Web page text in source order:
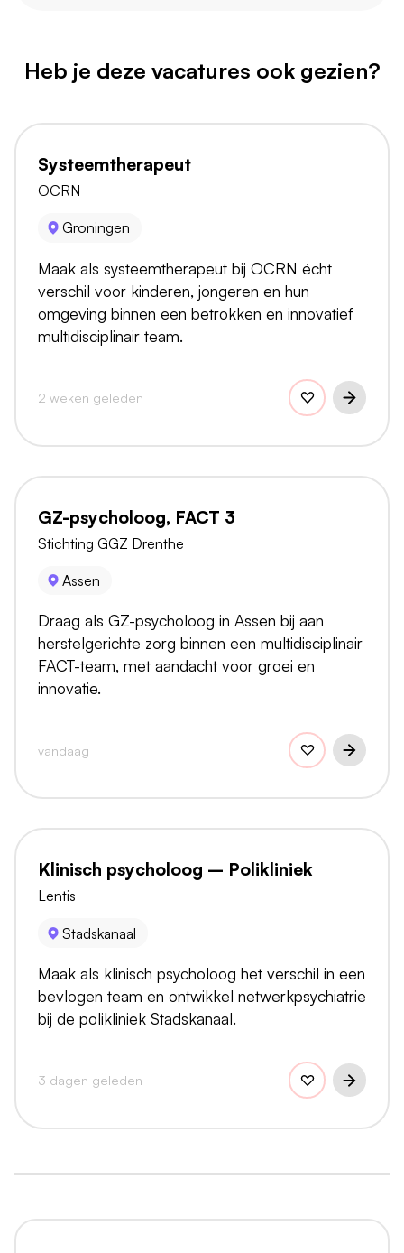
Heb je deze vacatures ook gezien?
Systeemtherapeut
OCRN
Groningen
Maak als systeemtherapeut bij OCRN écht
verschil voor kinderen, jongeren en hun
omgeving binnen een betrokken en innovatief
multidisciplinair team.
2 weken geleden
GZ-psycholoog, FACT 3
Stichting GGZ Drenthe
Assen
Draag als GZ-psycholoog in Assen bij aan
herstelgerichte zorg binnen een multidisciplinair
FACT-team, met aandacht voor groei en
innovatie.
vandaag
Klinisch psycholoog – Polikliniek
Lentis
Stadskanaal
Maak als klinisch psycholoog het verschil in een
bevlogen team en ontwikkel netwerkpsychiatrie
bij de polikliniek Stadskanaal.
3 dagen geleden